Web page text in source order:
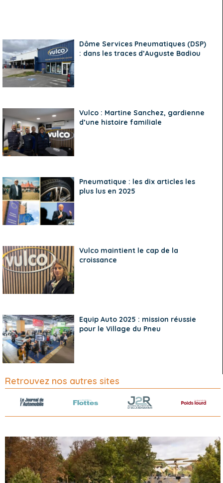
Dôme Services Pneumatiques (DSP)
: dans les traces d’Auguste Badiou
Vulco : Martine Sanchez, gardienne
d’une histoire familiale
Pneumatique : les dix articles les
plus lus en 2025
Vulco maintient le cap de la
croissance
Equip Auto 2025 : mission réussie
pour le Village du Pneu
Retrouvez nos autres sites